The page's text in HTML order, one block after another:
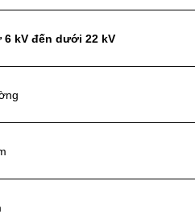
6 kV đến dưới 22 kV